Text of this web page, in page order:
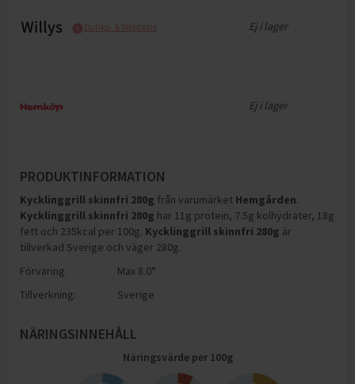
Butiks- & Webbpris Ej i lager
Ej i lager
PRODUKTINFORMATION
Kycklinggrill skinnfri 280g från varumärket Hemgården.
Kycklinggrill skinnfri 280g har 11g protein, 7.5g kolhydrater, 18g
fett och 235kcal per 100g. Kycklinggrill skinnfri 280g är
tillverkad Sverige och väger 280g.
Förvaring:
Max 8.0°
Tillverkning:
Sverige
NÄRINGSINNEHÅLL
Näringsvärde per 100g